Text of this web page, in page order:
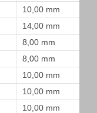
10,00 mm
14,00 mm
8,00 mm
8,00 mm
10,00 mm
10,00 mm
10,00 mm